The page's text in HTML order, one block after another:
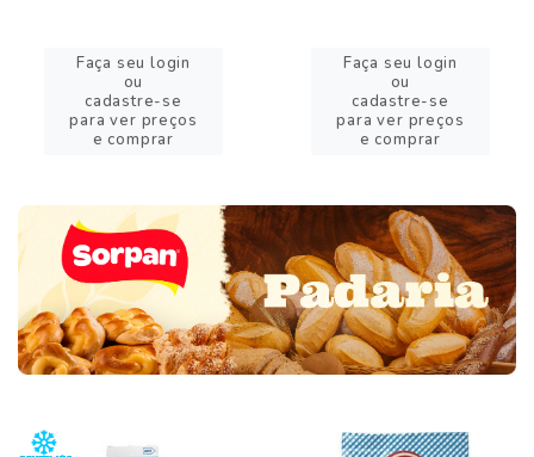
Faça seu login
ou
cadastre-se
para ver preços
e comprar
Faça seu login
ou
cadastre-se
para ver preços
e comprar